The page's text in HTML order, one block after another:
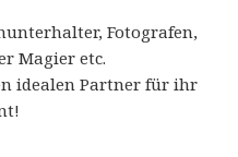
Fotografen,
Magier etc.
idealen Partner für ihr